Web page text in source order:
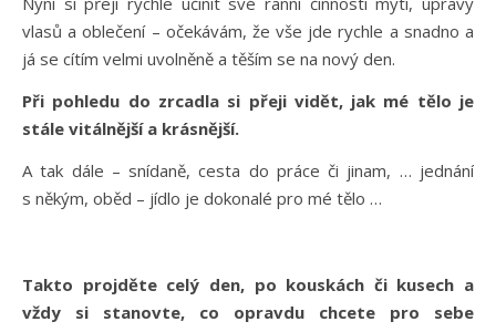
vlasů a oblečení – očekávám, že vše jde rychle a snadno a
já se cítím velmi uvolněně a těším se na nový den.
Při pohledu do zrcadla si přeji vidět, jak mé tělo je
stále vitálnější a krásnější.
A tak dále – snídaně, cesta do práce či jinam, … jednání
s někým, oběd – jídlo je dokonalé pro mé tělo …
Takto projděte celý den, po kouskách či kusech a
vždy si stanovte, co opravdu chcete pro sebe